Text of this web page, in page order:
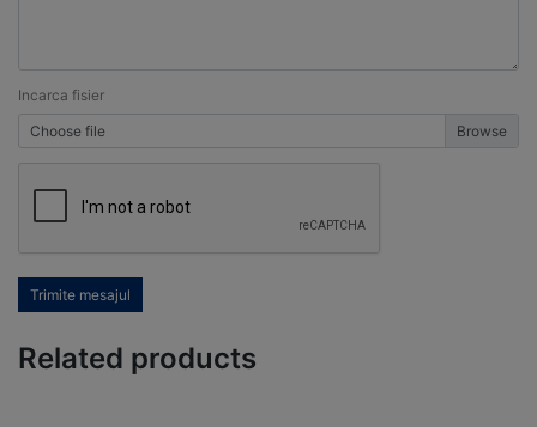
Incarca fisier
Choose file
Trimite mesajul
Related products